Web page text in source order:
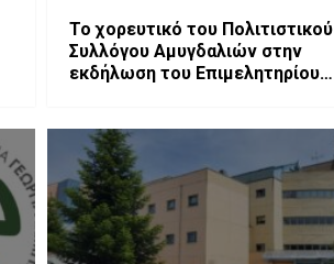
Το χορευτικό του Πολιτιστικού
Συλλόγου Αμυγδαλιών στην
εκδήλωση του Επιμελητηρίου